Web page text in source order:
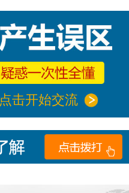
点击开始交流